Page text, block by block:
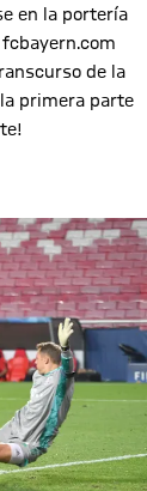
en la portería
de la
primera parte